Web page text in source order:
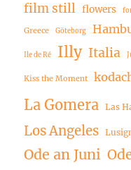
film still flowers
Greece Göteborg
Ile de Ré Illy Italia
Kiss the Moment
La Gomera Las
Los Angeles
Ode an Juni